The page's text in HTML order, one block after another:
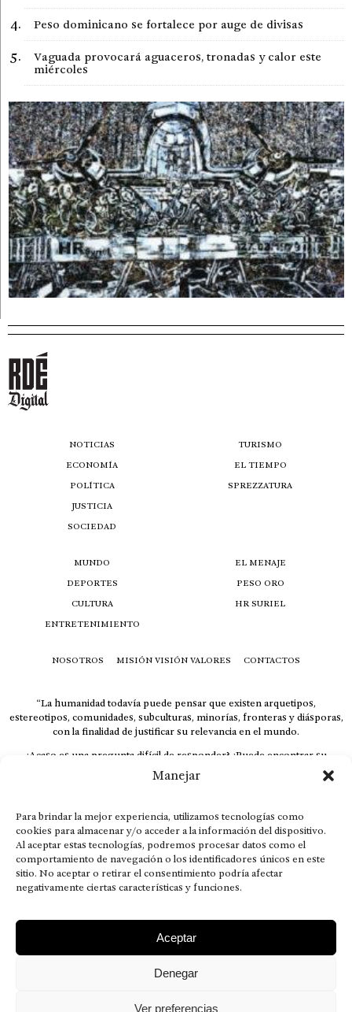
Manejar
Para brindar la mejor experiencia, utilizamos tecnologías como
cookies para almacenar y/o acceder a la información del dispositivo.
Al aceptar estas tecnologías, podremos procesar datos como el
comportamiento de navegación o los identificadores únicos en este
sitio. No aceptar o retirar el consentimiento podría afectar
negativamente ciertas características y funciones.
Aceptar
Denegar
Ver preferencias
Peso dominicano se fortalece por auge de divisas
Vaguada provocará aguaceros, tronadas y calor este
miércoles
NOTICIAS
ECONOMÍA
POLÍTICA
JUSTICIA
SOCIEDAD
TURISMO
EL TIEMPO
SPREZZATURA
MUNDO
DEPORTES
CULTURA
ENTRETENIMIENTO
EL MENAJE
PESO ORO
HR SURIEL
NOSOTROS MISIÓN VISIÓN VALORES CONTACTOS
“La humanidad todavía puede pensar que existen arquetipos,
estereotipos, comunidades, subculturas, minorías, fronteras y diásporas,
con la finalidad de justificar su relevancia en el mundo.
¿Acaso es una pregunta difícil de responder? ¿Puede encontrar su
respuesta al instante, otorgando al receptor cuestionado espacio y
velocidad suficiente para responder correctamente? De no ser así, el que
El concepto de familia no está limitado exclusivamente a la sangre; seres
que surgen en nuestro diario vivir suelen pesar más que los
emparentados. Más bien, el apego de estas dos versiones de seres
queridos mueve ideales provenientes de sus vivencias.
This is for nuestra gente.” – HRSuriel
MISIÓN VISIÓN VALORES
CONTACTOS